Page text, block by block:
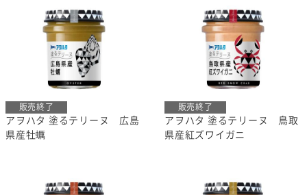
販売終了
アヲハタ 塗るテリーヌ 広島
県産牡蠣
販売終了
アヲハタ 塗るテリーヌ 鳥取
県産紅ズワイガニ